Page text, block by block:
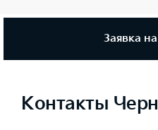
Заявка
Контакты